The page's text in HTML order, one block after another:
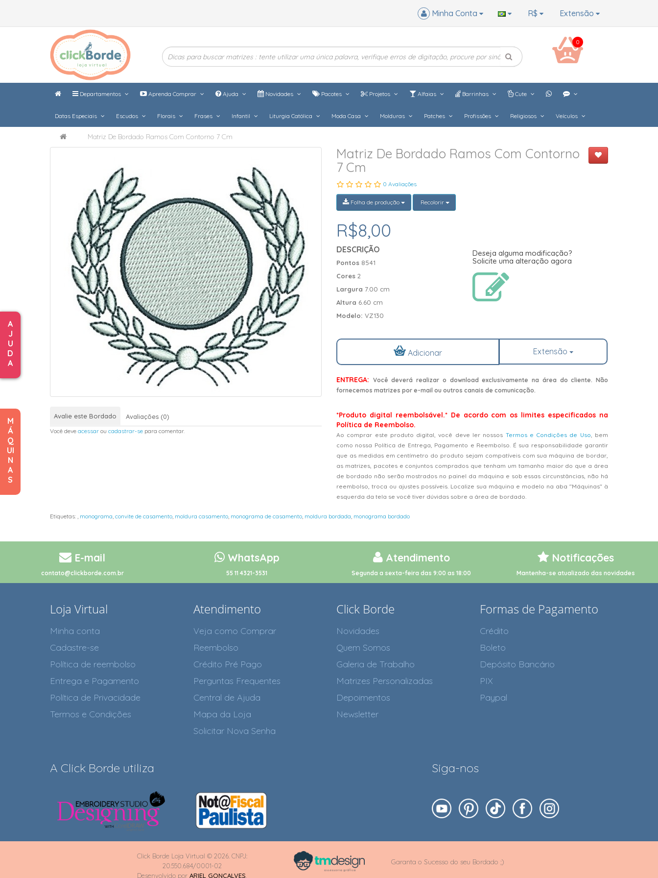
A
J
U
D
A
M
Á
Q
UI
N
A
S
Extensão
R$
Minha Conta
0
Departamentos Aprenda Comprar Ajuda Novidades Pacotes Projetos Alfaias Barrinhas Cute
Datas Especiais Escudos Florais Frases Infantil Liturgia Católica Moda Casa Molduras Patches Profissões Religiosos Veículos
Matriz De Bordado Ramos Com Contorno 7 Cm
Avalie este Bordado Avaliações (0)
Você deve acessar ou cadastrar-se para comentar.
Matriz De Bordado Ramos Com Contorno
7 Cm
0 Avaliações
Folha de produção Recolorir
R$8,00
DESCRIÇÃO
Pontos 8541
Cores 2
Largura 7.00 cm
Altura 6.60 cm
Modelo: VZ130
Deseja alguma modificação?
Solicite uma alteração agora
Adicionar Extensão
ENTREGA: Você deverá realizar o download exclusivamente na área do cliente. Não
fornecemos matrizes por e-mail ou outros canais de comunicação.
*Produto digital reembolsável.* De acordo com os limites especificados na
Política de Reembolso.
Ao comprar este produto digital, você deve ler nossos Termos e Condições de Uso , bem
como nossa Política de Entrega, Pagamento e Reembolso. É sua responsabilidade garantir
que as medidas em centímetro do produto sejam compatíveis com sua máquina de bordar,
as matrizes, pacotes e conjuntos comprados que tenham um tamanho maior do que a área
de bordado não serão mostrados no painel da máquina e sob essas circunstâncias, não há
reembolso, troca ou ajustes possíveis. Localize sua máquina e modelo na aba "Máquinas" à
esquerda da tela se você tiver dúvidas sobre a área de bordado.
Etiquetas: monograma convite de casamento moldura casamento monograma de casamento moldura bordada monograma bordado
E-mail
contato@clickborde.com.br
WhatsApp
55 11 4321-3531
Atendimento
Segunda a sexta-feira das 9:00 as 18:00
Notificações
Mantenha-se atualizado das novidades
Loja Virtual
Minha conta
Cadastre-se
Política de reembolso
Entrega e Pagamento
Política de Privacidade
Termos e Condições
Atendimento
Veja como Comprar
Reembolso
Crédito Pré Pago
Perguntas Frequentes
Central de Ajuda
Mapa da Loja
Solicitar Nova Senha
Click Borde
Novidades
Quem Somos
Galeria de Trabalho
Matrizes Personalizadas
Depoimentos
Newsletter
Formas de Pagamento
Crédito
Boleto
Depósito Bancário
PIX
Paypal
A Click Borde utiliza Siga-nos
Click Borde Loja Virtual © 2026. CNPJ:
20.550.684/0001-02
Desenvolvido por ARIEL GONÇALVES
Garanta o Sucesso do seu Bordado ;)